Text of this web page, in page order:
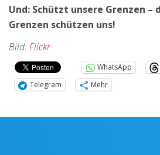
Und: Schützt unsere Grenzen –
Grenzen schützen uns!
Bild: Flickr
WhatsApp
Telegram
Mehr